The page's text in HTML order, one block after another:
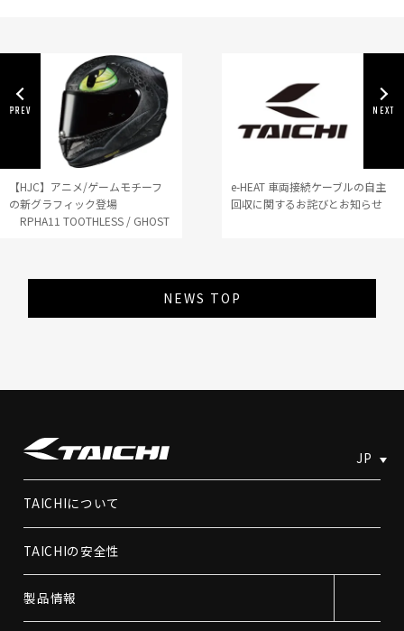
【HJC】アニメ/ゲームモチーフ
の新グラフィック登場
RPHA11 TOOTHLESS / GHOST
e-HEAT 車両接続ケーブルの自主
回収に関するお詫びとお知らせ
NEWS TOP
JP
TAICHIについて
TAICHIの安全性
製品情報